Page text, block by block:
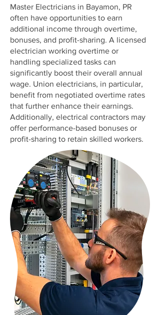
Master Electricians in Bayamon, PR
often have opportunities to earn
additional income through overtime,
bonuses, and profit-sharing. A licensed
electrician working overtime or
handling specialized tasks can
significantly boost their overall annual
wage. Union electricians, in particular,
benefit from negotiated overtime rates
that further enhance their earnings.
Additionally, electrical contractors may
offer performance-based bonuses or
profit-sharing to retain skilled workers.